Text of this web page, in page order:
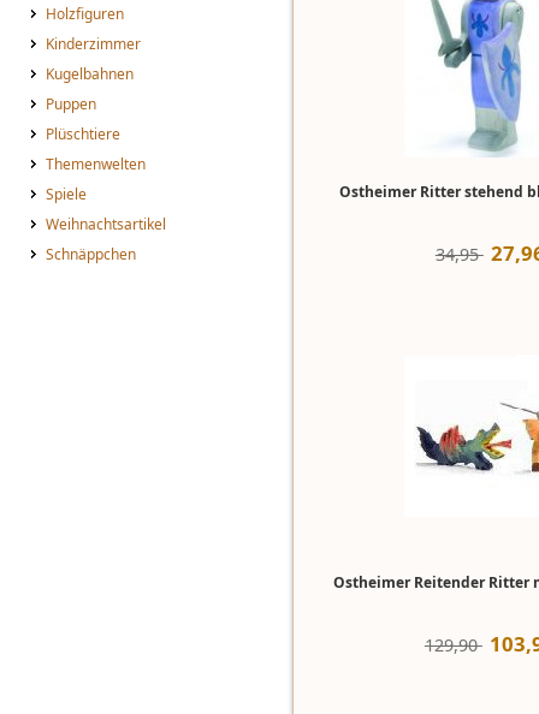
Holzfiguren
Kinderzimmer
Kugelbahnen
Puppen
Plüschtiere
Themenwelten
Spiele
Weihnachtsartikel
Schnäppchen
Ostheimer Ritter stehend
34,95  27,
Ostheimer Reitender Ritter
129,90  103,